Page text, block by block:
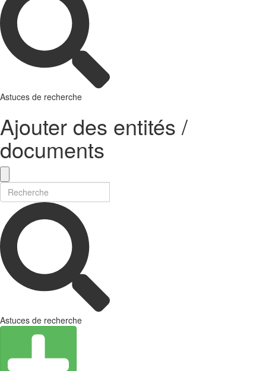
Astuces de recherche
Ajouter des entités /
documents
Astuces de recherche